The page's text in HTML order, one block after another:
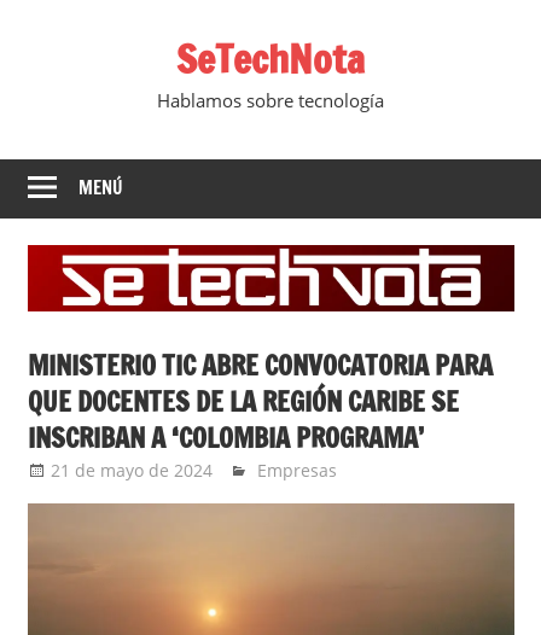
SeTechNota
Hablamos sobre tecnología
MENÚ
MINISTERIO TIC ABRE CONVOCATORIA PARA
QUE DOCENTES DE LA REGIÓN CARIBE SE
INSCRIBAN A ‘COLOMBIA PROGRAMA’
21 de mayo de 2024 Ernesto Herrera
Empresas